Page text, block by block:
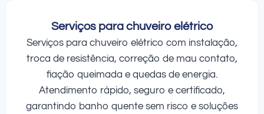
Serviços para chuveiro elétrico
Serviços para chuveiro elétrico com instalação,
troca de resistência, correção de mau contato,
fiação queimada e quedas de energia.
Atendimento rápido, seguro e certificado,
garantindo banho quente sem risco e soluções